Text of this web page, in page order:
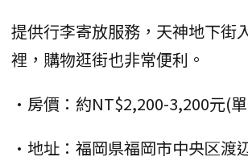
提供行李寄放服務，天神地下街
裡，購物逛街也非常便利。
•房價：約NT$2,200-3,200元(
•地址：福岡県福岡市中央区渡